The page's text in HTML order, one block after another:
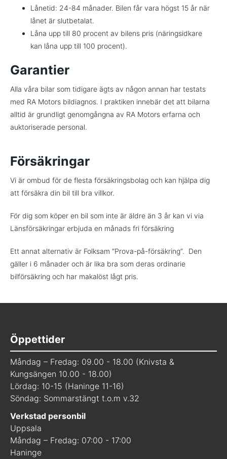
Lånetid: 24-84 månader. Bilen får vara högst 15 år när
lånet är slutbetalat.
Låna upp till 80 procent av bilens pris (näringsidkare
kan låna upp till 100 procent).
Garantier
Alla våra bilar som tidigare ägts av någon annan har testats
med RA Motors bildiagnos. I praktiken innebär det att bilarna
alltid är grundligt genomgångna av RA Motors erfarna och
auktoriserade personal.
Försäkringar
Vi är ombud för de flesta försäkringsbolag och kan hjälpa dig
att försäkra din bil till bra villkor.
För dig som köper en bil som inte är äldre än 3 år kan vi via
Länsförsäkringar erbjuda en månads fri försäkring
Ett annat alternativ är Folksam “Prova-på-försäkring”. Den
gäller i 6 månader och är lika bra som deras ordinarie
bilförsäkring och har makalöst lågt pris.
Öppettider
Måndag – Fredag: 09.00 - 18.00 (Knivsta &
Kungsängen 10.00 - 18.00)
Lördag: 10-15 (Haninge 11-16)
Söndag: Sommarstängt t.o.m v.32
Verkstad personbil
Uppsala
Måndag – Fredag: 07:00 - 17:00
Haninge